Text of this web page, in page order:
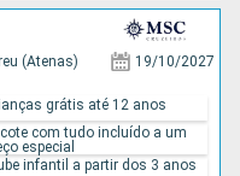
(Atenas) 19/10/2027
grátis até 12 anos
com tudo incluído a um
especial
infantil a partir dos 3 anos